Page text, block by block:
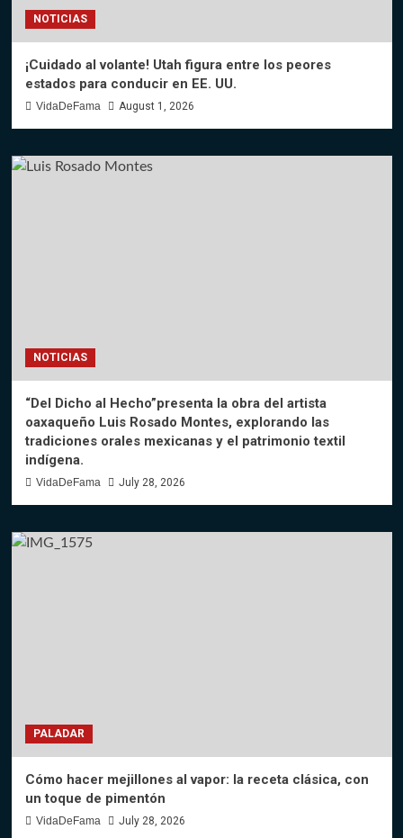
NOTICIAS
¡Cuidado al volante! Utah figura entre los peores
estados para conducir en EE. UU.
VidaDeFama August 1, 2026
NOTICIAS
“Del Dicho al Hecho”presenta la obra del artista
oaxaqueño Luis Rosado Montes, explorando las
tradiciones orales mexicanas y el patrimonio textil
indígena.
VidaDeFama July 28, 2026
PALADAR
Cómo hacer mejillones al vapor: la receta clásica, con
un toque de pimentón
VidaDeFama July 28, 2026